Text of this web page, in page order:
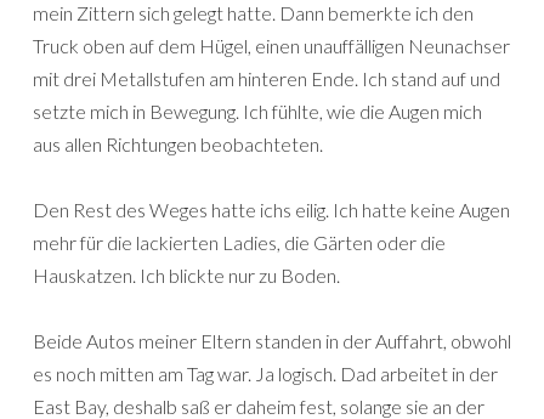
mein Zittern sich gelegt hatte. Dann bemerkte ich den
Truck oben auf dem Hügel, einen unauffälligen Neunachser
mit drei Metallstufen am hinteren Ende. Ich stand auf und
setzte mich in Bewegung. Ich fühlte, wie die Augen mich
aus allen Richtungen beobachteten.
Den Rest des Weges hatte ichs eilig. Ich hatte keine Augen
mehr für die lackierten Ladies, die Gärten oder die
Hauskatzen. Ich blickte nur zu Boden.
Beide Autos meiner Eltern standen in der Auffahrt, obwohl
es noch mitten am Tag war. Ja logisch. Dad arbeitet in der
East Bay, deshalb saß er daheim fest, solange sie an der